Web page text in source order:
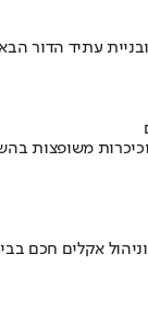
עתיד הדור
אקלים חכם